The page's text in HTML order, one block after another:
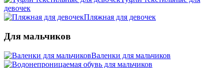
девочек
Пляжная для девочек
Для мальчиков
Валенки для мальчиков